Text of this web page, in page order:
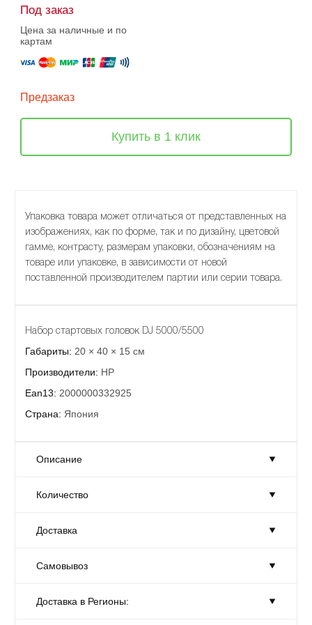
Под заказ
Цена за наличные и по
картам
Предзаказ
Купить в 1 клик
Упаковка товара может отличаться от представленных на
изображениях, как по форме, так и по дизайну, цветовой
гамме, контрасту, размерам упаковки, обозначениям на
товаре или упаковке, в зависимости от новой
поставленной производителем партии или серии товара.
Набор стартовых головок DJ 5000/5500
Габариты: 20 × 40 × 15 см
Производители: HP
Ean13: 2000000332925
Страна: Япония
Описание
Набор стартовых головок DJ 5000/5500
Производители:
Ean13:
Количество
Количество:
Доставка
Доставка:На завтра
С 10-00 до 19-00.
Самовывоз
Самовывоз:Сегодня
Доставка в Регионы: